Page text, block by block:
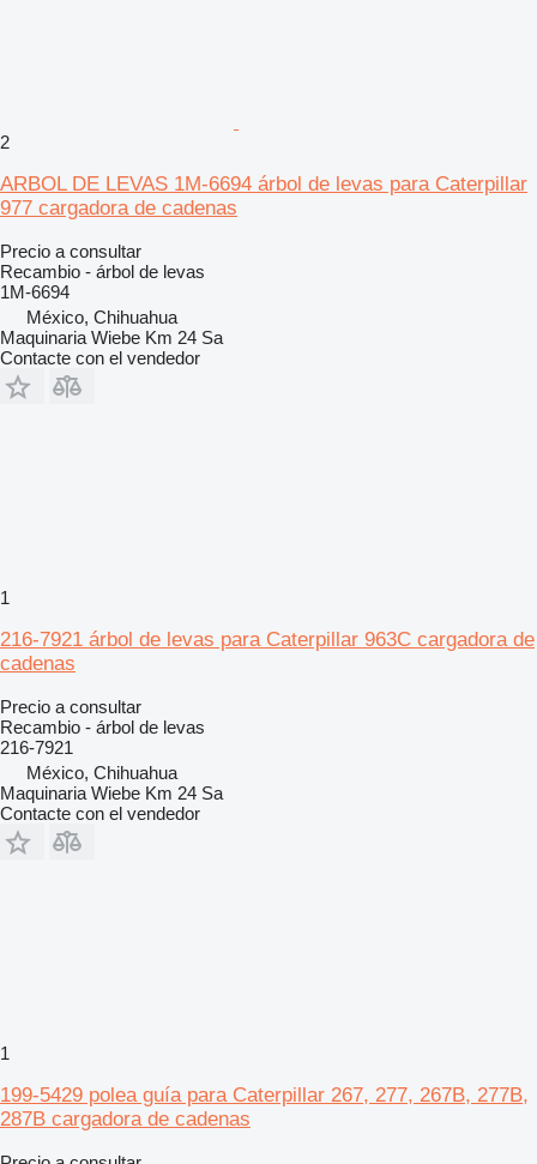
2
ARBOL DE LEVAS 1M-6694 árbol de levas para Caterpillar
977 cargadora de cadenas
Precio a consultar
Recambio - árbol de levas
1M-6694
México, Chihuahua
Maquinaria Wiebe Km 24 Sa
Contacte con el vendedor
1
216-7921 árbol de levas para Caterpillar 963C cargadora de
cadenas
Precio a consultar
Recambio - árbol de levas
216-7921
México, Chihuahua
Maquinaria Wiebe Km 24 Sa
Contacte con el vendedor
1
199-5429 polea guía para Caterpillar 267, 277, 267B, 277B,
287B cargadora de cadenas